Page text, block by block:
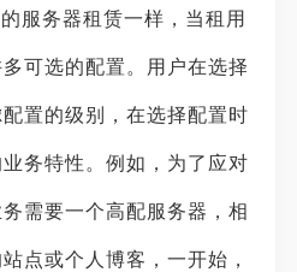
服务器租赁一样，当租用
可选的配置。用户在选择
置的级别，在选择配置时
务特性。例如，为了应对
需要一个高配服务器，相
点或个人博客，一开始，